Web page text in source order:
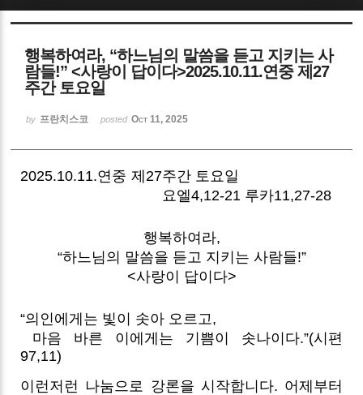
행복하여라, “하느님의 말씀을 듣고 지키는 사
람들!” <사랑이 답이다>2025.10.11.연중 제27
주간 토요일
by 프란치스코 posted Oct 11, 2025
2025.10.11.연중 제27주간 토요일
요엘4,12-21 루카11,27-28
행복하여라,
“하느님의 말씀을 듣고 지키는 사람들!”
<사랑이 답이다>
“의인에게는 빛이 솟아 오르고,
마음 바른 이에게는 기쁨이 솟나이다.”(시편
97,11)
이런저런 나눔으로 강론을 시작합니다. 어제부터
Sketchbook5, 스케치북5
Sketchbook5, 스케치북5